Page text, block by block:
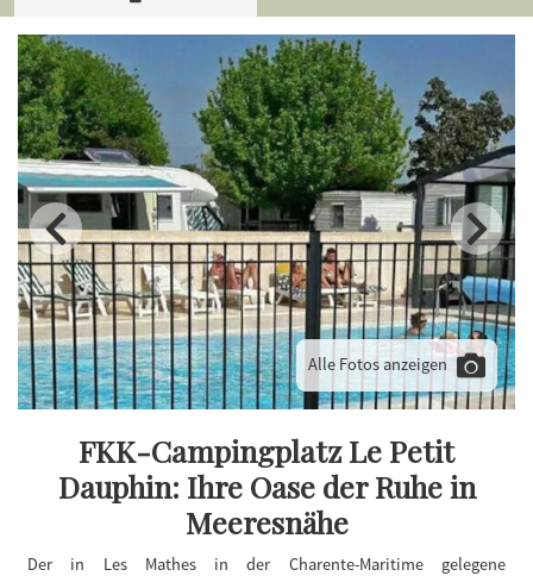
Alle Fotos anzeigen
FKK-Campingplatz Le Petit
Dauphin: Ihre Oase der Ruhe in
Meeresnähe
Der in Les Mathes in der Charente-Maritime gelegene